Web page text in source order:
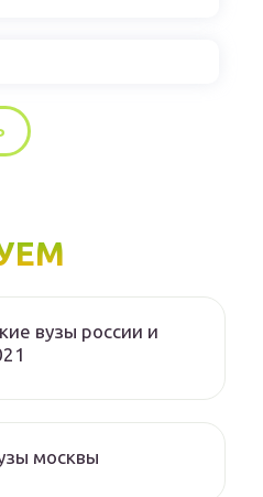
вузы россии и
москвы